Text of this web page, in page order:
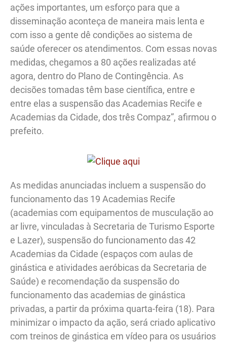
ações importantes, um esforço para que a
disseminação aconteça de maneira mais lenta e
com isso a gente dê condições ao sistema de
saúde oferecer os atendimentos. Com essas novas
medidas, chegamos a 80 ações realizadas até
agora, dentro do Plano de Contingência. As
decisões tomadas têm base científica, entre e
entre elas a suspensão das Academias Recife e
Academias da Cidade, dos três Compaz”, afirmou o
prefeito.
As medidas anunciadas incluem a suspensão do
funcionamento das 19 Academias Recife
(academias com equipamentos de musculação ao
ar livre, vinculadas à Secretaria de Turismo Esporte
e Lazer), suspensão do funcionamento das 42
Academias da Cidade (espaços com aulas de
ginástica e atividades aeróbicas da Secretaria de
Saúde) e recomendação da suspensão do
funcionamento das academias de ginástica
privadas, a partir da próxima quarta-feira (18). Para
minimizar o impacto da ação, será criado aplicativo
com treinos de ginástica em vídeo para os usuários